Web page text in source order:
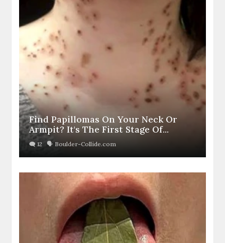
Find Papillomas On Your Neck Or
Armpit? It's The First Stage Of...